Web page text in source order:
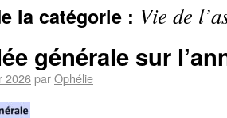
la catégorie : Vie de
générale sur
2026parOphélie